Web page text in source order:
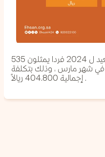
أتمت الجمعية صرف كسوة العيد ل 2024 فردا يمثلون 535
شهر مارس ، وذلك بتكلفة
إجمالية 404.800 ريالاً .